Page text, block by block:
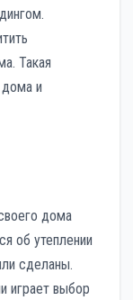
Такая
дома и
дома
об утеплении
сделаны.
играет выбор